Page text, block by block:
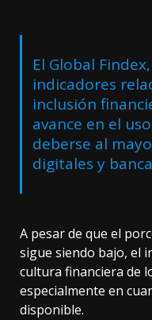
El Global
indicadores
inclusión
avance en el
deberse al
digitales y
A pesar de que el
sigue siendo bajo, el
cultura financiera de
especialmente en
disponible.